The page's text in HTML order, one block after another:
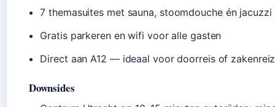
7 themasuites met sauna, stoomdouche én
Gratis parkeren en wifi voor alle gasten
Direct aan A12 — ideaal voor doorreis of
Downsides